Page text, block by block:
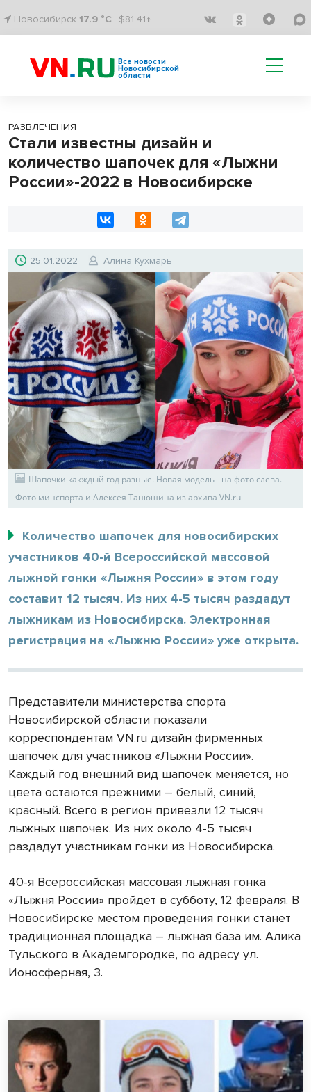
Новосибирск 17.9 °C $81.41↑
Все новости
Новосибирской
области
РАЗВЛЕЧЕНИЯ
Стали известны дизайн и
количество шапочек для «Лыжни
России»-2022 в Новосибирске
25.01.2022 Алина Кухмарь
Шапочки какждый год разные. Новая модель - на фото слева.
Фото минспорта и Алексея Танюшина из архива VN.ru
Количество шапочек для новосибирских
участников 40-й Всероссийской массовой
лыжной гонки «Лыжня России» в этом году
составит 12 тысяч. Из них 4-5 тысяч раздадут
лыжникам из Новосибирска. Электронная
регистрация на «Лыжню России» уже открыта.
Представители министерства спорта
Новосибирской области показали
корреспондентам VN.ru дизайн фирменных
шапочек для участников «Лыжни России».
Каждый год внешний вид шапочек меняется, но
цвета остаются прежними – белый, синий,
красный. Всего в регион привезли 12 тысяч
лыжных шапочек. Из них около 4-5 тысяч
раздадут участникам гонки из Новосибирска.
40-я Всероссийская массовая лыжная гонка
«Лыжня России» пройдет в субботу, 12 февраля. В
Новосибирске местом проведения гонки станет
традиционная площадка – лыжная база им. Алика
Тульского в Академгородке, по адресу ул.
Ионосферная, 3.